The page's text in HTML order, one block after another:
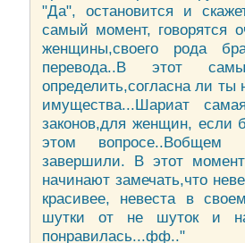
"Да", остановится и
самый момент, говорятся
женщины,своего рода
перевода..В этот
определить,согласна ли
имущества...Шариат
законов,для женщин, если
этом вопросе..Вобщем
завершили. В этот
начинают замечать,что
красивее, невеста в
шутки от не шуток и
понравилась...фф.."